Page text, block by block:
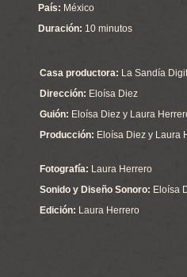
País: México
Duración: 10 minutos
Casa productora: La Sandía
Dirección: Eloísa Diez
Guión: Eloísa Diez y Laura
Producción: Eloísa Diez y Laura
Fotografía: Laura Herrero
Sonido y Diseño Sonoro: Eloísa
Edición: Laura Herrero